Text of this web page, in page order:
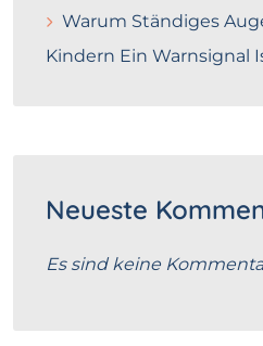
Warum Ständiges
Kindern Ein Warnsignal
Neueste
Es sind keine